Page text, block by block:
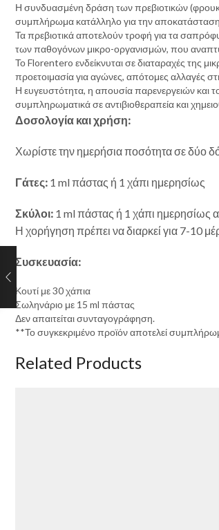
Η συνδυασμένη δράση των πρεβιοτικών
συμπλήρωμα κατάλληλο για την αποκατάσταση
Τα πρεβιοτικά αποτελούν τροφή για τα
των παθογόνων μικρο-οργανισμών, που
Το Florentero ενδείκνυται σε διαταραχές της
προετοιμασία για αγώνες, απότομες αλλαγές
Η ευγευστότητα, η απουσία παρενεργειών και
συμπληρωματικά σε αντιβιοθεραπεία και
Δοσολογία και χρήση:
Χωρίστε την ημερήσια ποσότητα σε δύο
Γάτες: 1 ml πάστας ή 1 χάπι ημερησίως
Σκύλοι: 1 ml πάστας ή 1 χάπι ημερησίως
Η χορήγηση πρέπει να διαρκεί για 7-10
Συσκευασία:
Κουτί με 30 χάπια
Σωληνάριο με 15 ml πάστας
Δεν απαιτείται συνταγογράφηση.
**Το συγκεκριμένο προϊόν αποτελεί
Related Products